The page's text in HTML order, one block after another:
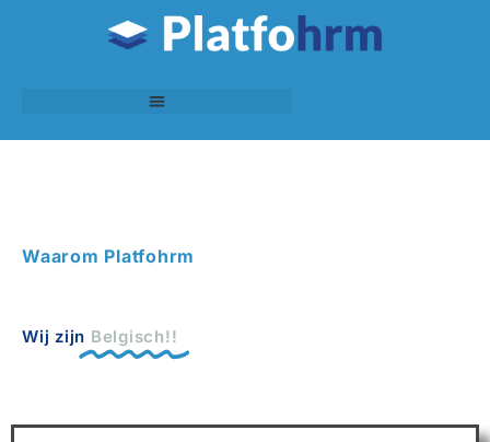
Waarom Platfohrm
Wij zijn Belgisch!!